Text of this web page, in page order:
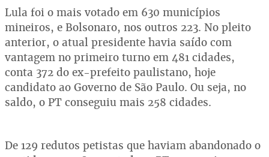
Lula foi o mais votado em 630 municípios
mineiros, e Bolsonaro, nos outros 223. No pleito
anterior, o atual presidente havia saído com
vantagem no primeiro turno em 481 cidades,
conta 372 do ex-prefeito paulistano, hoje
candidato ao Governo de São Paulo. Ou seja, no
saldo, o PT conseguiu mais 258 cidades.
De 129 redutos petistas que haviam abandonado o